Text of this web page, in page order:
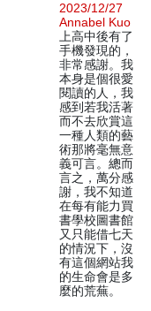
2023/12/27
Annabel Kuo
上高中後有了
手機發現的，
非常感謝。我
本身是個很愛
閱讀的人，我
感到若我活著
而不去欣賞這
一種人類的藝
術那將毫無意
義可言。總而
言之，萬分感
謝，我不知道
在每有能力買
書學校圖書館
又只能借七天
的情況下，沒
有這個網站我
的生命會是多
麼的荒蕪。